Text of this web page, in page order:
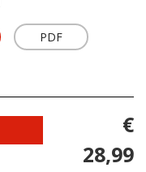
PDF
€
28,99